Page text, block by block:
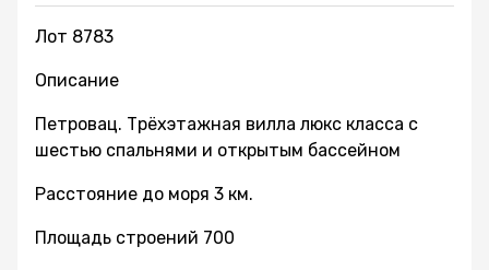
Лот 8783
Описание
Петровац. Трёхэтажная вилла люкс класса с
шестью спальнями и открытым бассейном
Расстояние до моря 3 км.
Площадь строений 700